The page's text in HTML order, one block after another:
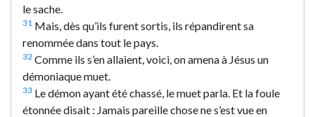
le sache.
31 Mais, dès qu’ils furent sortis, ils répandirent sa
renommée dans tout le pays.
32 Comme ils s’en allaient, voici, on amena à Jésus un
démoniaque muet.
33 Le démon ayant été chassé, le muet parla. Et la foule
étonnée disait : Jamais pareille chose ne s’est vue en